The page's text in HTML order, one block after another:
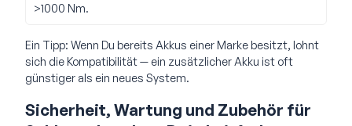
>1000 Nm.
Ein Tipp: Wenn Du bereits Akkus einer Marke besitzt, lohnt
sich die Kompatibilität — ein zusätzlicher Akku ist oft
günstiger als ein neues System.
Sicherheit, Wartung und Zubehör für